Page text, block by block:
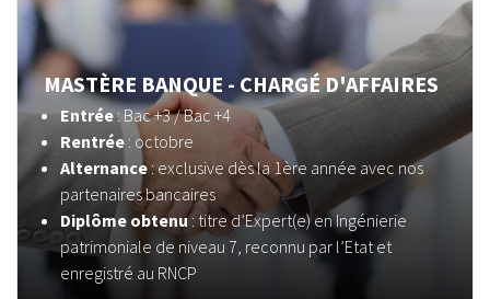
MASTÈRE BANQUE - CHARGÉ D'AFFAIRES
Entrée: Bac +3 / Bac +4
Rentrée : octobre
Alternance: exclusive dès la 1ère année avec nos
partenaires bancaires
Diplôme obtenu: titre d’Expert(e) en Ingénierie
patrimoniale de niveau 7, reconnu par l’Etat et
enregistré au RNCP